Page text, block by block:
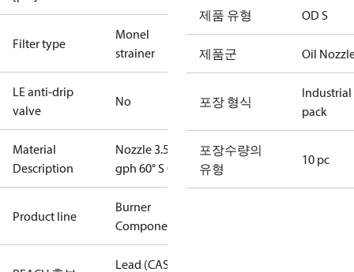
Filter type
Monel
strainer
LE anti-drip
valve
No
Material
Description
Nozzle 3.50
gph 60° S OD
Product line
Burner
Components
Lead (CAS
제품 유형 OD S
제품군 Oil
포장 형식
Industrial
pack
포장수량의
유형
10 pc